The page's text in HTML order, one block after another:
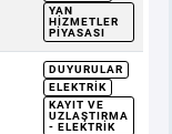
YAN
HIZMETLER
PIYASASI
DUYURULAR
ELEKTRIK
KAYIT VE
UZLAŞTIRMA
- ELEKTRIK